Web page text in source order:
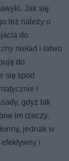
Jak się
też należy o
do
nieład i łatwo
do
się spod
i
gdyż tak
im rzeczy.
jednak w
i